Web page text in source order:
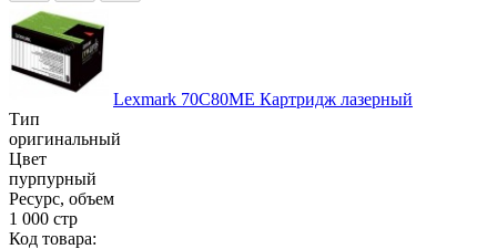
Lexmark 70C80ME Картридж лазерный
Тип
оригинальный
Цвет
пурпурный
Ресурс, объем
1 000 стр
Код товара: